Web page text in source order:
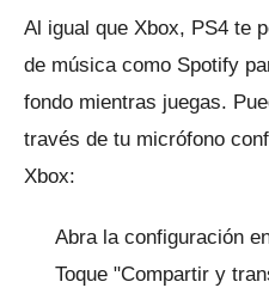
Al igual que Xbox, PS4 te
de música como Spotify
fondo mientras juegas.
través de tu micrófono
Xbox:
Abra la configuración
Toque "Compartir y